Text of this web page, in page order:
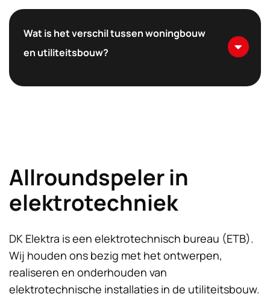
Wat is het verschil tussen woningbouw
en utiliteitsbouw?
Allroundspeler in
elektrotechniek
DK Elektra is een elektrotechnisch bureau (ETB).
Wij houden ons bezig met het ontwerpen,
realiseren en onderhouden van
elektrotechnische installaties in de utiliteitsbouw.